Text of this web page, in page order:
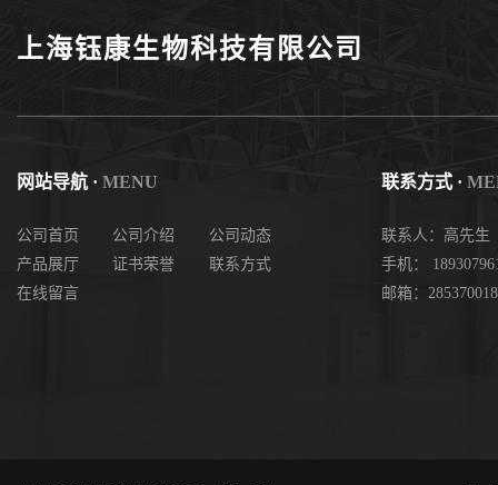
上海钰康生物科技有限公司
网站导航 · MENU
公司首页 公司介绍
公司动态
产品展厅
证书荣誉
联系方式
在线留言
联系方式 ·
联系人：高先生
手机：
邮箱：